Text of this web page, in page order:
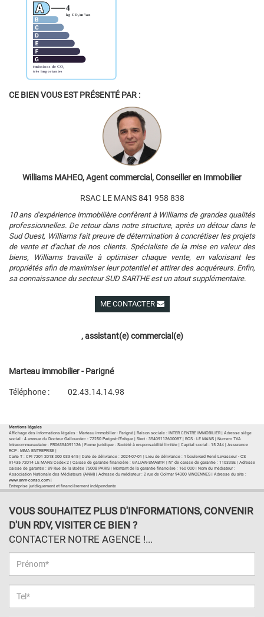
CE BIEN VOUS EST PRÉSENTÉ PAR :
Williams MAHEO, Agent commercial, Conseiller en Immobilier
RSAC LE MANS 841 958 838
10 ans d'expérience immobilière confèrent à Williams de grandes qualités
professionnelles. De retour dans notre structure, après un détour dans le
Sud Ouest, Williams fait preuve de détermination à concrétiser les projets
de vente et d'achat de nos clients. Spécialiste de la mise en valeur des
biens, Williams travaille à optimiser chaque vente, en valorisant les
propriétés afin de maximiser leur potentiel et attirer des acquéreurs. Enfin,
sa connaissance du secteur SUD SARTHE est un atout supplémentaire.
ME CONTACTER
, assistant(e) commercial(e)
Marteau immobilier - Parigné
Téléphone :
02.43.14.14.98
Mentions légales
Affichage des informations légales : Marteau immobilier - Parigné | Raison sociale : INTER CENTRE IMMOBILIER | Adresse siège
social : 4 avenue du Docteur Gallouedec - 72250 Parigné-l'Évêque | Siret : 35409112600087 | RCS : LE MANS | Numero TVA
Intracommunautaire : FR06354091126 | Forme juridique : Société à responsabilité limitée | Capital social : 15 244 | Assurance
RCP : MMA ENTREPRISE |
Carte T : CPI 7201 2018 000 033 615 | Date de délivrance : 2024-07-01 | Lieu de délivrance : 1 boulevard René Levasseur - CS
91435 72014 LE MANS Cedex 2 | Caisse de garantie financière : GALIAN-SMABTP. | N° de caisse de garantie : 110335E | Adresse
caisse de garantie : 89 Rue de la Boétie 75008 PARIS | Montant de la garantie financière : 160 000 | Nom du médiateur :
Association Nationale des Médiateurs (ANM) | Adresse du médiateur : 2 rue de Colmar 94300 VINCENNES | Adresse du site :
www.anm-conso.com
Entreprise juridiquement et financièrement indépendante
VOUS SOUHAITEZ PLUS D'INFORMATIONS, CONVENIR
D'UN RDV, VISITER CE BIEN ?
CONTACTER NOTRE AGENCE !...